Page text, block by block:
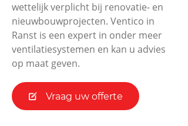
wettelijk verplicht bij renovatie- en
nieuwbouwprojecten. Ventico in
Ranst is een expert in onder meer
ventilatiesystemen en kan u advies
op maat geven.
Vraag uw offerte